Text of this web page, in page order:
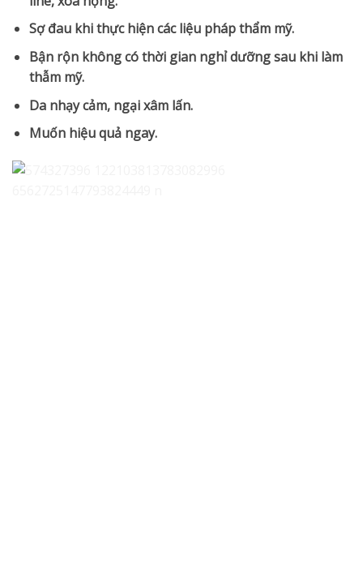
Sợ đau khi thực hiện các liệu pháp thẩm mỹ.
Bận rộn không có thời gian nghỉ dưỡng sau khi làm
thẫm mỹ.
Da nhạy cảm, ngại xâm lấn.
Muốn hiệu quả ngay.